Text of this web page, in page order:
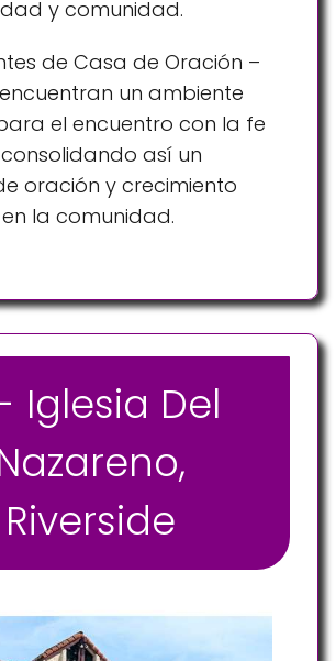
y comunidad.
de Casa de Oración –
un ambiente
el encuentro con la fe
así un
oración y crecimiento
la comunidad.
Iglesia Del
Riverside